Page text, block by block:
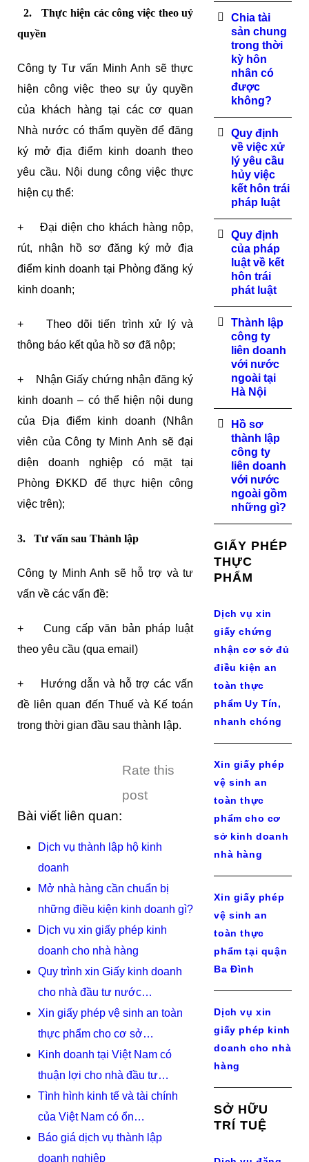
2. Thực hiện các công việc theo uỷ
quyền
Công ty Tư vấn Minh Anh sẽ thực
hiện công việc theo sự ủy quyền
của khách hàng tại các cơ quan
Nhà nước có thẩm quyền để đăng
ký mở địa điểm kinh doanh theo
yêu cầu. Nội dung công việc thực
hiện cụ thể:
+ Đại diện cho khách hàng nộp,
rút, nhận hồ sơ đăng ký mở địa
điểm kinh doanh tại Phòng đăng ký
kinh doanh;
+ Theo dõi tiến trình xử lý và
thông báo kết qủa hồ sơ đã nộp;
+ Nhận Giấy chứng nhận đăng ký
kinh doanh – có thể hiện nội dung
của Địa điểm kinh doanh (Nhân
viên của Công ty Minh Anh sẽ đại
diện doanh nghiệp có mặt tại
Phòng ĐKKD để thực hiện công
việc trên);
3. Tư vấn sau Thành lập
Công ty Minh Anh sẽ hỗ trợ và tư
vấn về các vấn đề:
+ Cung cấp văn bản pháp luật
theo yêu cầu (qua email)
+ Hướng dẫn và hỗ trợ các vấn
đề liên quan đến Thuế và Kế toán
trong thời gian đầu sau thành lập.
Rate this
post
Bài viết liên quan:
Dịch vụ thành lập hộ kinh
doanh
Mở nhà hàng cần chuẩn bị
những điều kiện kinh doanh gì?
Dịch vụ xin giấy phép kinh
doanh cho nhà hàng
Quy trình xin Giấy kinh doanh
cho nhà đầu tư nước…
Xin giấy phép vệ sinh an toàn
thực phẩm cho cơ sở…
Kinh doanh tại Việt Nam có
thuận lợi cho nhà đầu tư…
Tình hình kinh tế và tài chính
của Việt Nam có ổn…
Báo giá dịch vụ thành lập
doanh nghiệp
Chia tài
sản chung
trong thời
kỳ hôn
nhân có
được
không?
Quy định
về việc xử
lý yêu cầu
hủy việc
kết hôn trái
pháp luật
Quy định
của pháp
luật về kết
hôn trái
phát luật
Thành lập
công ty
liên doanh
với nước
ngoài tại
Hà Nội
Hồ sơ
thành lập
công ty
liên doanh
với nước
ngoài gồm
những gì?
GIẤY PHÉP
THỰC
PHẨM
Dịch vụ xin
giấy chứng
nhận cơ sở đủ
điều kiện an
toàn thực
phẩm Uy Tín,
nhanh chóng
Xin giấy phép
vệ sinh an
toàn thực
phẩm cho cơ
sở kinh doanh
nhà hàng
Xin giấy phép
vệ sinh an
toàn thực
phẩm tại quận
Ba Đình
Dịch vụ xin
giấy phép kinh
doanh cho nhà
hàng
SỞ HỮU
TRÍ TUỆ